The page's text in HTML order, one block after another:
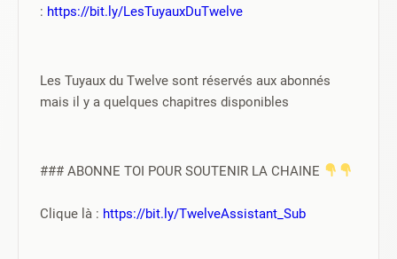
: https://bit.ly/LesTuyauxDuTwelve
Les Tuyaux du Twelve sont réservés aux abonnés
mais il y a quelques chapitres disponibles
### ABONNE TOI POUR SOUTENIR LA CHAINE
Clique là : https://bit.ly/TwelveAssistant_Sub